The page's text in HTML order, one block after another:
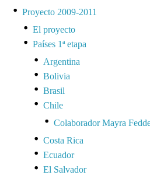
Proyecto 2009-2011
El proyecto
Países 1ª etapa
Argentina
Bolivia
Brasil
Chile
Colaborador Mayra
Costa Rica
Ecuador
El Salvador